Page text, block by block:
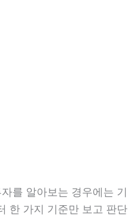
를 알아보는 경우에는 기
한 가지 기준만 보고 판단